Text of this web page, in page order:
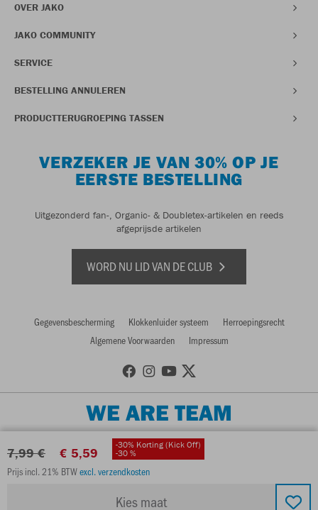
7,99 € € 5,59
-30% Korting (Kick Off)
-30 %
Prijs incl. 21% BTWexcl. verzendkosten
Kies maat
OVER JAKO
JAKO COMMUNITY
SERVICE
BESTELLING ANNULEREN
PRODUCTTERUGROEPING TASSEN
VERZEKER JE VAN 30% OP JE
EERSTE BESTELLING
Uitgezonderd fan-, Organic- & Doubletex-artikelen en reeds
afgeprijsde artikelen
WORD NU LID VAN DE CLUB
Gegevensbescherming Klokkenluider systeem
Herroepingsrecht
Algemene Voorwaarden
Impressum
WE ARE TEAM